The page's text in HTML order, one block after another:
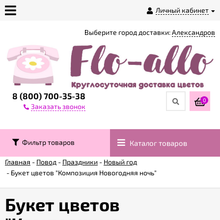
Личный кабинет
магазине
Доставка
Контакты
Возврат
Гарантии
8 (800) 700-35-38
Заказать звонок
Выберите город доставки:Александров
0
Фильтр товаров Каталог товаров
Главная - Повод - Праздники - Новый год
- Букет цветов "Композиция Новогодняя ночь"
Букет цветов